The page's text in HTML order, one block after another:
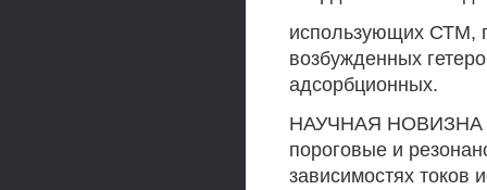
использующих СТМ,
возбужденных
адсорбционных.
НАУЧНАЯ НОВИЗНА
пороговые и
зависимостях токов